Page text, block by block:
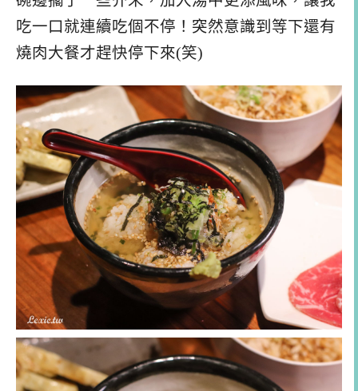
吃一口就連續吃個不停！突然意識到等下還有
燒肉大餐才趕快停下來(笑)